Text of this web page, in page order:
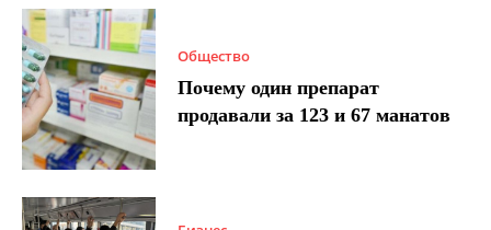
Общество
Почему один препарат
продавали за 123 и 67 манатов